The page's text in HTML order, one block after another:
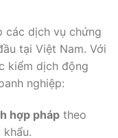
các dịch vụ chứng
tại Việt Nam. Với
kiểm dịch động
nghiệp:
hợp pháptheo